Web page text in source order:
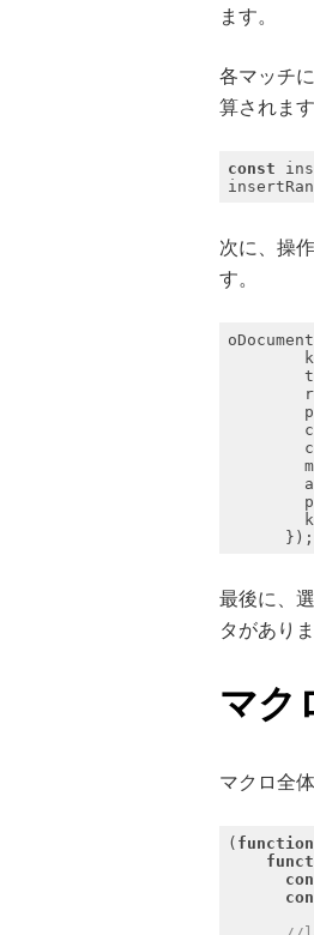
ます。
各マッチ
算されます
const
次に、操
す。
最後に、
タがあり
マク
マクロ全
( function